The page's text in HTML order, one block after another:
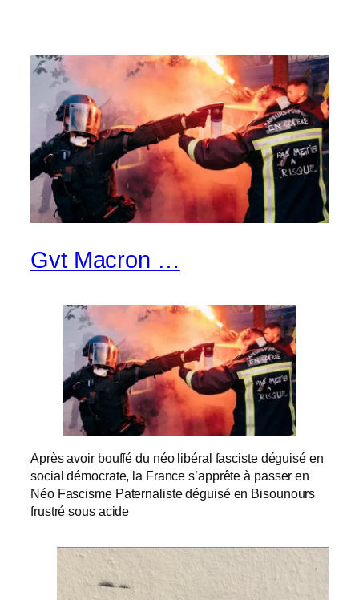
Gvt Macron …
Après avoir bouffé du néo libéral fasciste déguisé en
social démocrate, la France s’apprête à passer en
Néo Fascisme Paternaliste déguisé en Bisounours
frustré sous acide